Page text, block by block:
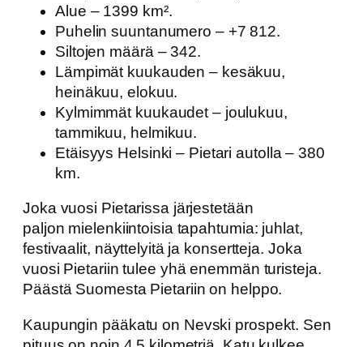
Alue – 1399 km².
Puhelin suuntanumero – +7 812.
Siltojen määrä – 342.
Lämpimät kuukauden – kesäkuu,
heinäkuu, elokuu.
Kylmimmät kuukaudet – joulukuu,
tammikuu, helmikuu.
Etäisyys Helsinki – Pietari autolla – 380
km.
Joka vuosi Pietarissa järjestetään
paljon mielenkiintoisia tapahtumia: juhlat,
festivaalit, näyttelyitä ja konsertteja. Joka
vuosi Pietariin tulee yhä enemmän turisteja.
Päästä Suomesta Pietariin on helppo.
Kaupungin pääkatu on Nevski prospekt. Sen